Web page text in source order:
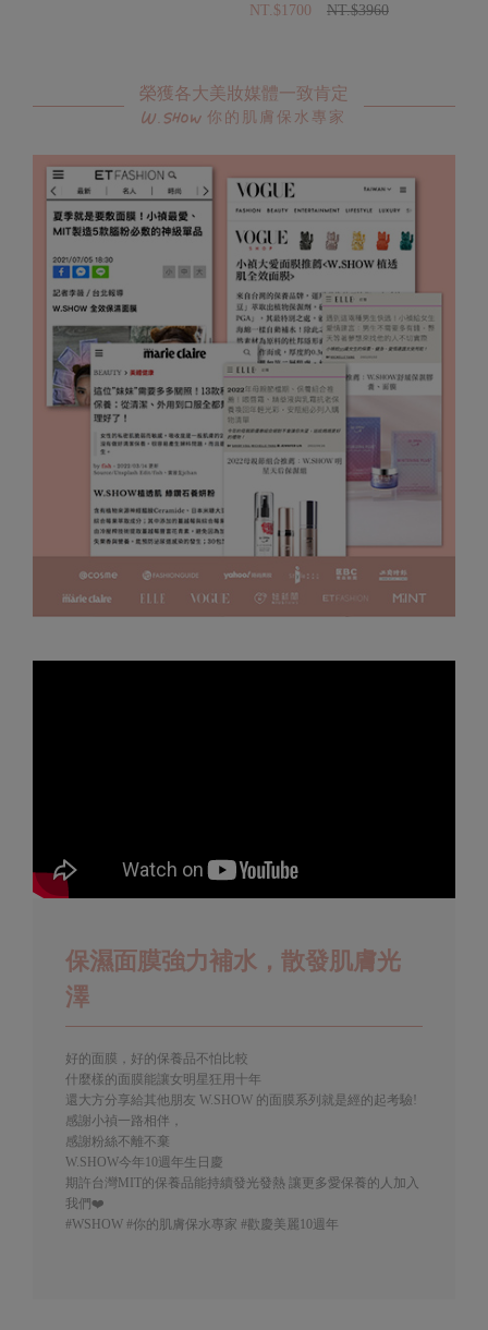
NT.$1700 NT.$3960
榮獲各大美妝媒體一致肯定
你的肌膚保水專家
保濕面膜強力補水，散發肌膚光
澤
好的面膜，好的保養品不怕比較
什麼樣的面膜能讓女明星狂用十年
還大方分享給其他朋友 W.SHOW 的面膜系列就是經的起考驗!
感謝小禎一路相伴，
感謝粉絲不離不棄
W.SHOW今年10週年生日慶
期許台灣MIT的保養品能持續發光發熱 讓更多愛保養的人加入
我們❤️
#WSHOW #你的肌膚保水專家 #歡慶美麗10週年